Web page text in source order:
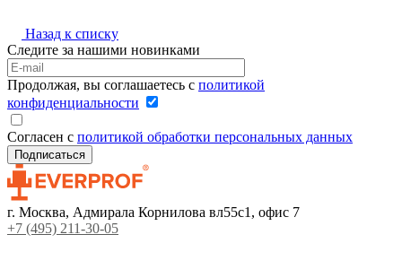
Назад к списку
Следите за нашими новинками
Продолжая, вы соглашаетесь с политикой
конфиденциальности
Согласен с политикой обработки персональных данных
г. Москва, Адмирала Корнилова вл55с1, офис 7
+7 (495) 211-30-05